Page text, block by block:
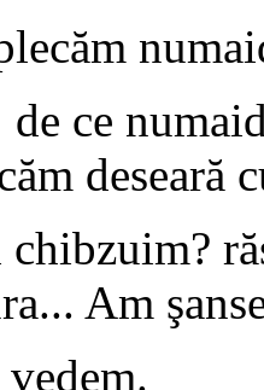
ce
deseară
chibzuim?
Am